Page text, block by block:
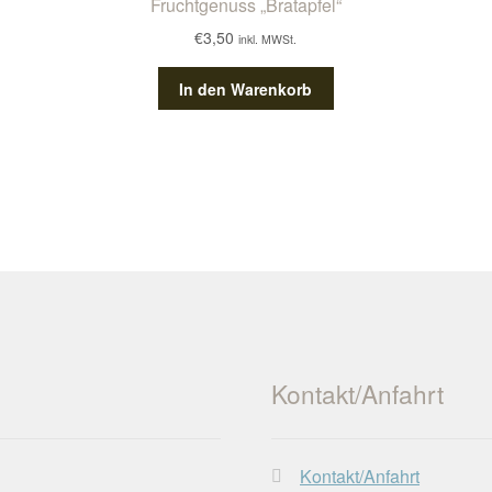
Fruchtgenuss „Bratapfel“
€3,50 inkl. MWSt.
In den Warenkorb
Kontakt/Anfahrt
Kontakt/Anfahrt